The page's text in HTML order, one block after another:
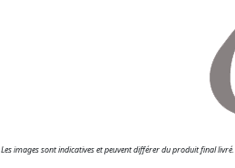
Les images sont indicatives et peuvent différer du produit final livré.